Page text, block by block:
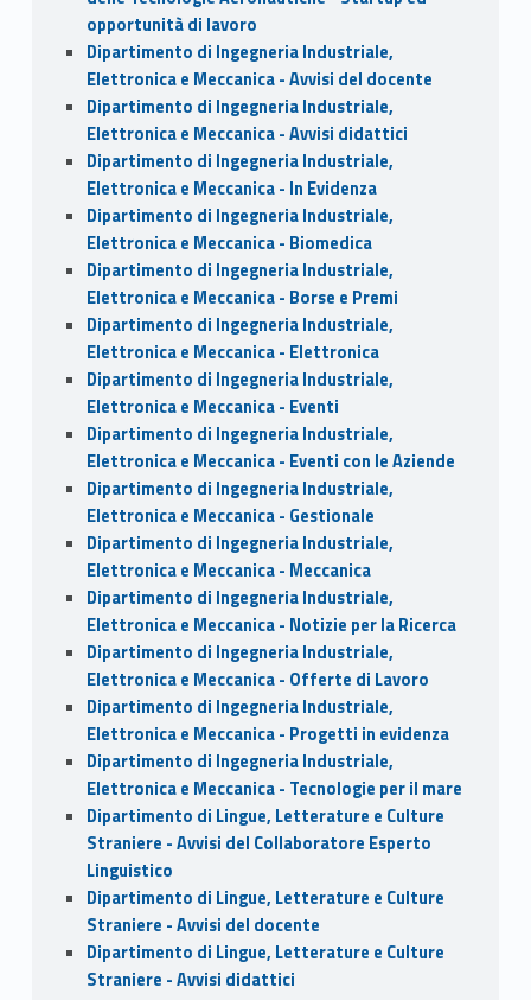
opportunità di lavoro
Dipartimento di Ingegneria Industriale,
Elettronica e Meccanica - Avvisi del docente
Dipartimento di Ingegneria Industriale,
Elettronica e Meccanica - Avvisi didattici
Dipartimento di Ingegneria Industriale,
Elettronica e Meccanica - In Evidenza
Dipartimento di Ingegneria Industriale,
Elettronica e Meccanica - Biomedica
Dipartimento di Ingegneria Industriale,
Elettronica e Meccanica - Borse e Premi
Dipartimento di Ingegneria Industriale,
Elettronica e Meccanica - Elettronica
Dipartimento di Ingegneria Industriale,
Elettronica e Meccanica - Eventi
Dipartimento di Ingegneria Industriale,
Elettronica e Meccanica - Eventi con le Aziende
Dipartimento di Ingegneria Industriale,
Elettronica e Meccanica - Gestionale
Dipartimento di Ingegneria Industriale,
Elettronica e Meccanica - Meccanica
Dipartimento di Ingegneria Industriale,
Elettronica e Meccanica - Notizie per la Ricerca
Dipartimento di Ingegneria Industriale,
Elettronica e Meccanica - Offerte di Lavoro
Dipartimento di Ingegneria Industriale,
Elettronica e Meccanica - Progetti in evidenza
Dipartimento di Ingegneria Industriale,
Elettronica e Meccanica - Tecnologie per il mare
Dipartimento di Lingue, Letterature e Culture
Straniere - Avvisi del Collaboratore Esperto
Linguistico
Dipartimento di Lingue, Letterature e Culture
Straniere - Avvisi del docente
Dipartimento di Lingue, Letterature e Culture
Straniere - Avvisi didattici